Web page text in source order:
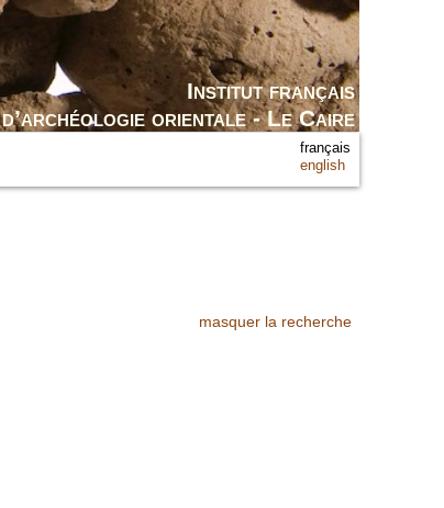
Institut français
d’archéologie orientale - Le Caire
français
english
masquer la recherche